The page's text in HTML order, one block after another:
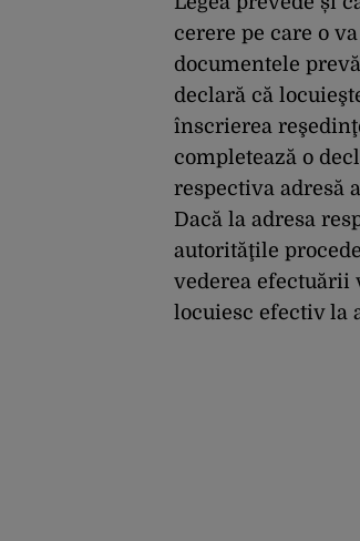
cerere pe care o
documentele
declară că
înscrierea
completează o
respectiva adresă
Dacă la adresa
autorităţile
vederea efectuării
locuiesc efectiv la